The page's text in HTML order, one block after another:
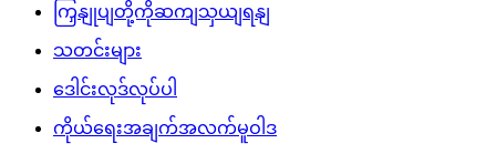
ကြှနျုပျတို့ကိုဆကျသှယျရနျ
သတင်းများ
ဒေါင်းလုဒ်လုပ်ပါ
ကိုယ်ရေးအချက်အလက်မူဝါဒ